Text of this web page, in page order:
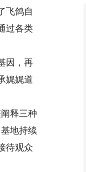
飞鸽自
过各类
因，再
娓娓道
释三种
地持续
待观众